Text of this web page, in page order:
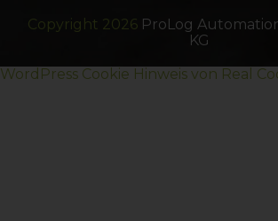
Copyright 2026 ProLog
KG
WordPress Cookie Hinweis von Real